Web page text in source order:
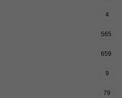
4
565
659
9
79